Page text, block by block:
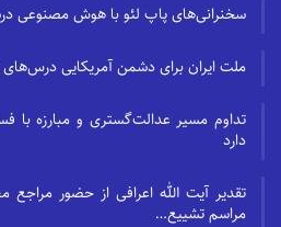
سخنرانی‌های پاپ لئو با هوش مصنوعی
ملت ایران برای دشمن آمریکایی
تداوم مسیر عدالت‌گستری و مبارزه با
دارد
تقدیر آیت الله اعرافی از حضور مراجع
مراسم تشییع…